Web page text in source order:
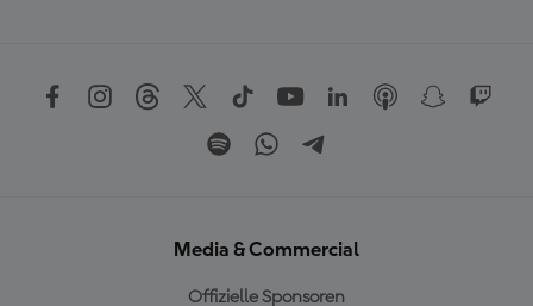
Media & Commercial
Offizielle Sponsoren